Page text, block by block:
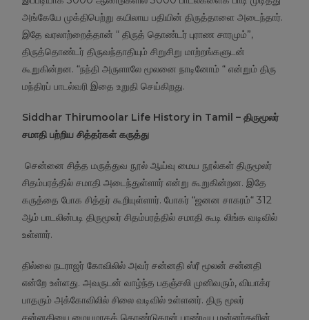
அங்கேயே முக்திபெற்று கயிலாய பதியின் திருத்தாளை அடைந்தார்.
இதே வரலாற்றைத்தான் “ திருத் தொண்டர் புராண சாரமும்”,
திருத்தொண்டர் திருவந்தாதியும் சிறுசிறு மாற்றங்களுடன்
கூறுகின்றன. “நந்தி அருளாலே மூலனை நாடினோம் “ என்றும் திரு
மந்திரப் பாடல்வரி இதை உறுதி செய்கிறது.
Siddhar Thirumoolar Life History in Tamil –திருமூலர்
சமாதி பற்றிய சித்தர்கள் கருத்து
சென்னை சித்த மருத்துவ நூல் ஆய்வு மைய நூல்கள் திருமூலர்
சிதம்பரத்தில் சமாதி அடைந்துள்ளார் என்று கூறுகின்றன. இதே
கருத்தை போக சித்தர் கூறியுள்ளார். போகர் “ஜனன சாகரம்“ 312
ஆம் பாடலின்படி திருமூலர் சிதம்பரத்தில் சமாதி கூடி லிங்க வடிவில்
உள்ளார்.
தில்லை நடராஜர் கோவிலில் அவர் சன்னதி ஸ்ரீ மூலன் சன்னதி
என்றே உள்ளது. அவருடன் வாழ்ந்த பதஞ்சலி முனிவரும், வியாக்ர
பாதரும் அக்கோவிலில் சிலை வடிவில் உள்ளனர். திரு மூலர்
சன்னதியை மையமாகக் கொண்டுதான் பாண்டிய மன்னர்களின்